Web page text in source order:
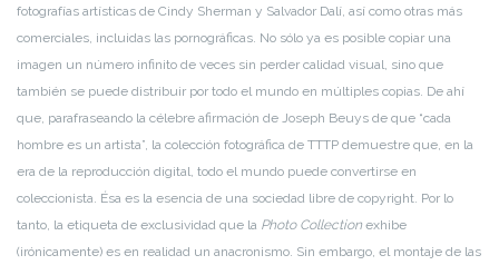
fotografías artísticas de Cindy Sherman y Salvador Dalí, así como otras más
comerciales, incluidas las pornográficas. No sólo ya es posible copiar una
imagen un número infinito de veces sin perder calidad visual, sino que
también se puede distribuir por todo el mundo en múltiples copias. De ahí
que, parafraseando la célebre afirmación de Joseph Beuys de que “cada
hombre es un artista”, la colección fotográfica de TTTP demuestre que, en la
era de la reproducción digital, todo el mundo puede convertirse en
coleccionista. Ésa es la esencia de una sociedad libre de copyright. Por lo
tanto, la etiqueta de exclusividad que la Photo Collection exhibe
(irónicamente) es en realidad un anacronismo. Sin embargo, el montaje de las